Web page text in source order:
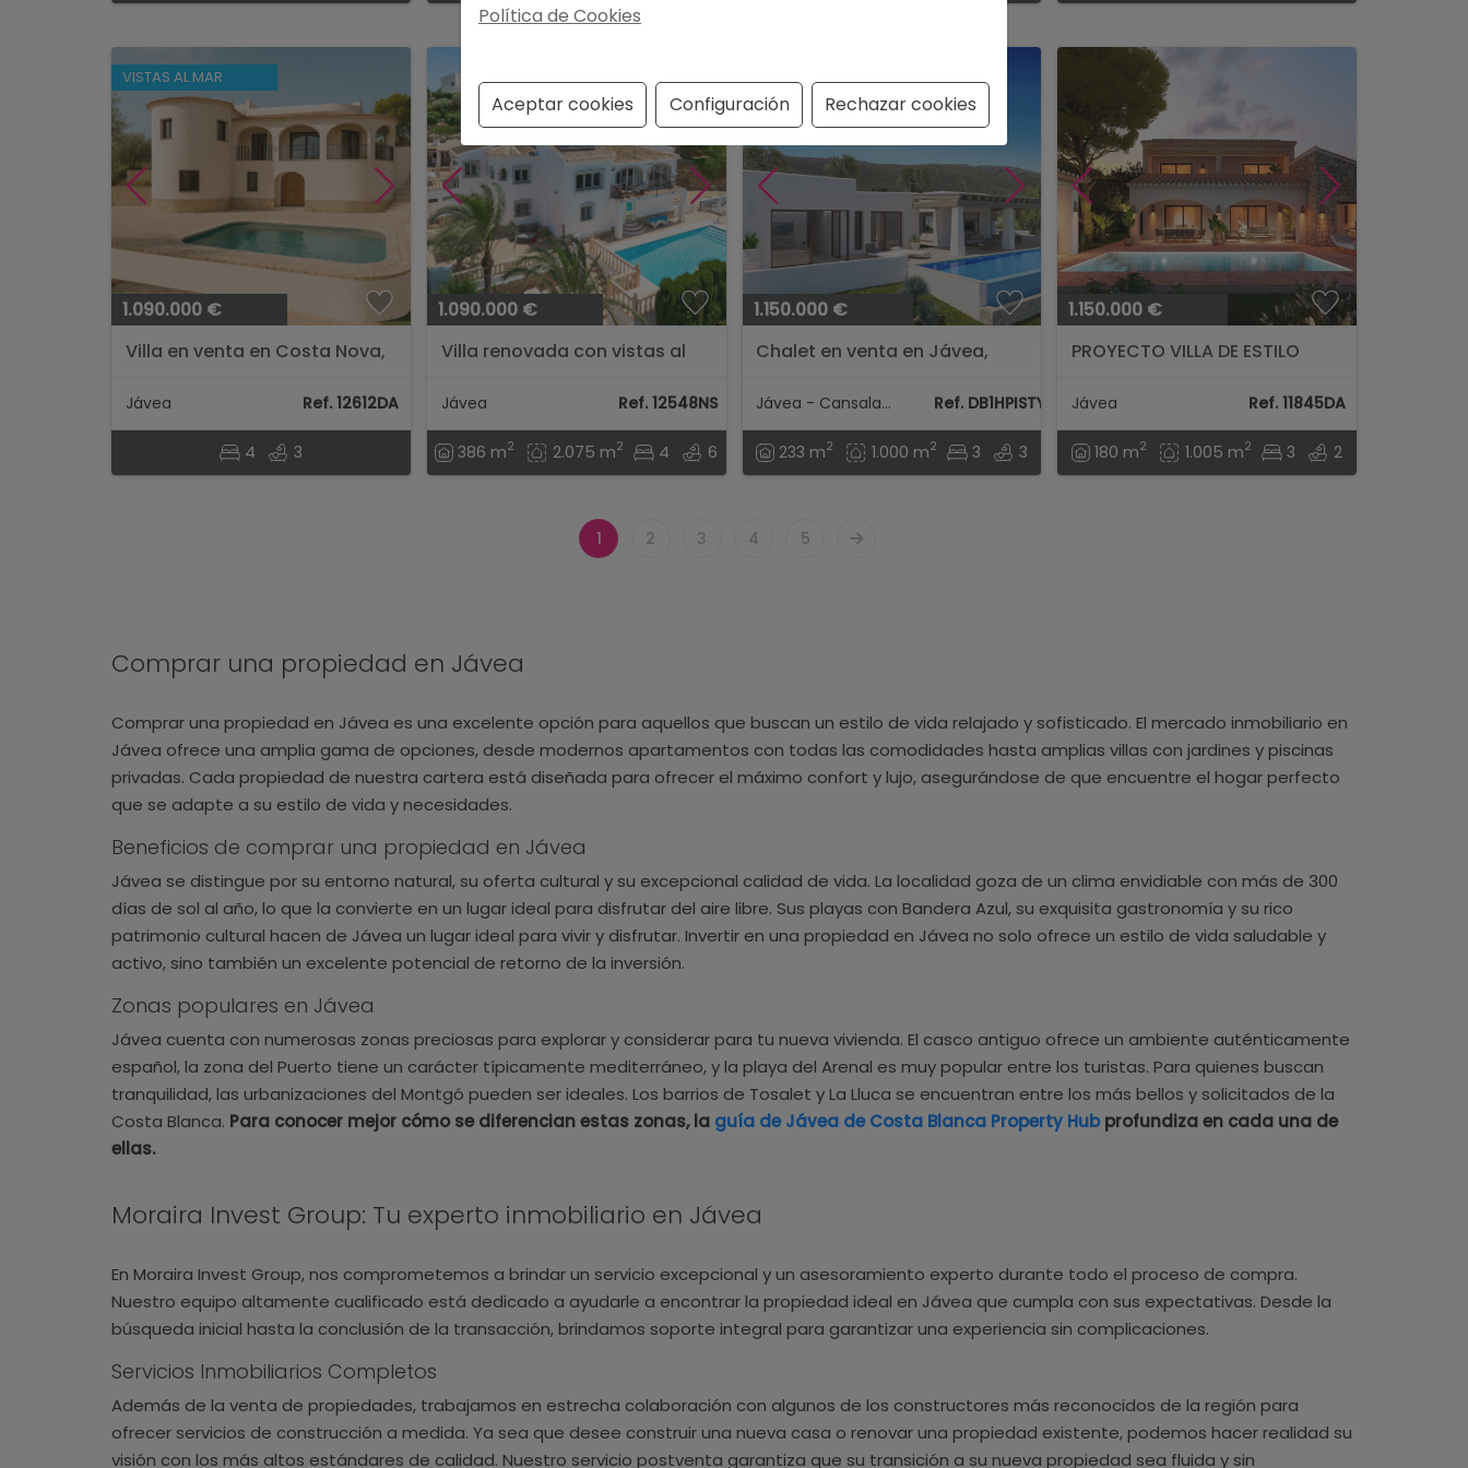
VISTAS AL MAR
1.090.000 €
Villa en venta en Costa Nova,
del centro....
Jávea Ref. 12612DA
4 3
1.090.000 €
Villa renovada con vistas al
Jávea Ref. 12548NS
386 m2 2.075 m2 4 6
1.150.000 €
Chalet en venta en Jávea,
Jávea - Cansalades Ref. DB1HPISTY
233 m2 1.000 m2 3 3
1.150.000 €
PROYECTO VILLA DE ESTILO
Jávea Ref. 11845DA
180 m2 1.005 m2 3 2
1 2 3 4 5
Comprar una propiedad en Jávea
Comprar una propiedad en Jávea es una excelente opción para aquellos que buscan un estilo de vida relajado y sofisticado. El mercado inmobiliario en
Jávea ofrece una amplia gama de opciones, desde modernos apartamentos con todas las comodidades hasta amplias villas con jardines y piscinas
privadas. Cada propiedad de nuestra cartera está diseñada para ofrecer el máximo confort y lujo, asegurándose de que encuentre el hogar perfecto
que se adapte a su estilo de vida y necesidades.
Beneficios de comprar una propiedad en Jávea
Jávea se distingue por su entorno natural, su oferta cultural y su excepcional calidad de vida. La localidad goza de un clima envidiable con más de 300
días de sol al año, lo que la convierte en un lugar ideal para disfrutar del aire libre. Sus playas con Bandera Azul, su exquisita gastronomía y su rico
patrimonio cultural hacen de Jávea un lugar ideal para vivir y disfrutar. Invertir en una propiedad en Jávea no solo ofrece un estilo de vida saludable y
activo, sino también un excelente potencial de retorno de la inversión.
Zonas populares en Jávea
Jávea cuenta con numerosas zonas preciosas para explorar y considerar para tu nueva vivienda. El casco antiguo ofrece un ambiente auténticamente
español, la zona del Puerto tiene un carácter típicamente mediterráneo, y la playa del Arenal es muy popular entre los turistas. Para quienes buscan
tranquilidad, las urbanizaciones del Montgó pueden ser ideales. Los barrios de Tosalet y La Lluca se encuentran entre los más bellos y solicitados de la
Costa Blanca. Para conocer mejor cómo se diferencian estas zonas, la guía de Jávea de Costa Blanca Property Hubprofundiza en cada una de
ellas.
Moraira Invest Group: Tu experto inmobiliario en Jávea
En Moraira Invest Group, nos comprometemos a brindar un servicio excepcional y un asesoramiento experto durante todo el proceso de compra.
Nuestro equipo altamente cualificado está dedicado a ayudarle a encontrar la propiedad ideal en Jávea que cumpla con sus expectativas. Desde la
búsqueda inicial hasta la conclusión de la transacción, brindamos soporte integral para garantizar una experiencia sin complicaciones.
Servicios Inmobiliarios Completos
Además de la venta de propiedades, trabajamos en estrecha colaboración con algunos de los constructores más reconocidos de la región para
ofrecer servicios de construcción a medida. Ya sea que desee construir una nueva casa o renovar una propiedad existente, podemos hacer realidad su
visión con los más altos estándares de calidad. Nuestro servicio postventa garantiza que su transición a su nueva propiedad sea fluida y sin
Política de Cookies
Aceptar cookies Configuración Rechazar cookies